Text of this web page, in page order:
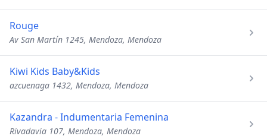
Rouge
Av San Martín 1245, Mendoza, Mendoza
Kiwi Kids Baby&Kids
azcuenaga 1432, Mendoza, Mendoza
Kazandra - Indumentaria Femenina
Rivadavia 107, Mendoza, Mendoza